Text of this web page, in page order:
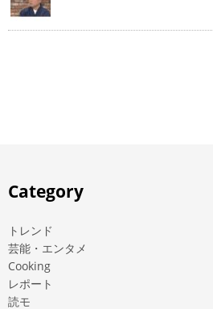
Category
トレンド
芸能・エンタメ
Cooking
レポート
読モ